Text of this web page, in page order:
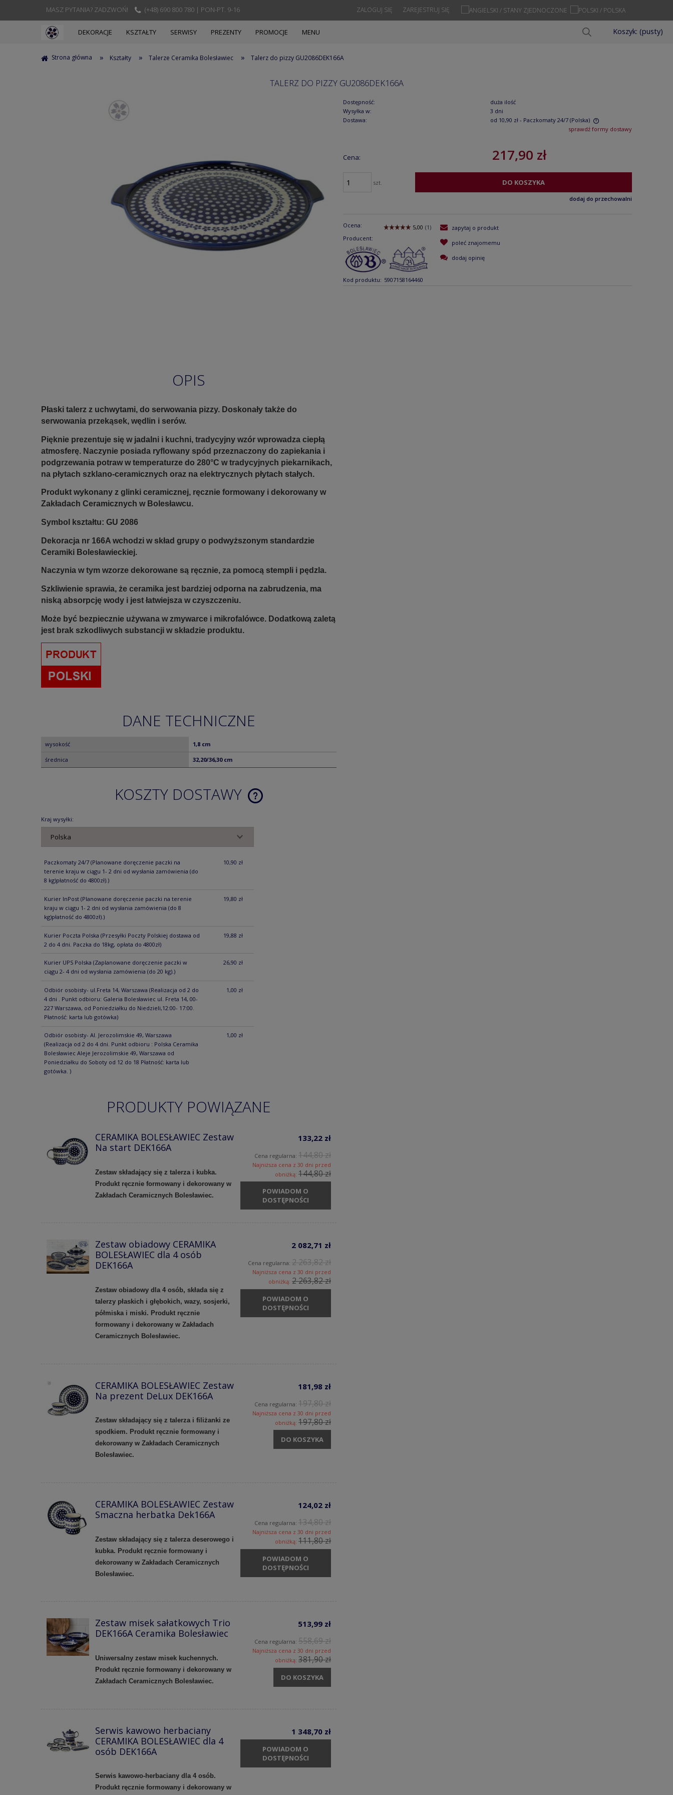
MASZ PYTANIA? ZADZWOŃ! (+48) 690 800 780 | PON-PT. 9-16 ZAREJESTRUJ SIĘ
ZALOGUJ SIĘ
Koszyk: (pusty)
DEKORACJE KSZTAŁTY SERWISY PREZENTY PROMOCJE MENU
Strona główna » Kształty » Talerze Ceramika Bolesławiec » Talerz do pizzy GU2086DEK166A
TALERZ DO PIZZY GU2086DEK166A
Dostępność:
duża ilość
Wysyłka w:
3 dni
Dostawa:
od 10,90 zł - Paczkomaty 24/7 (Polska)
sprawdź formy dostawy
Cena: 217,90 zł
szt. DO KOSZYKA
dodaj do przechowalni
Ocena:
Producent:
Kod produktu: 5907158164460
zapytaj o produkt
poleć znajomemu
dodaj opinię
OPIS
Płaski talerz z uchwytami, do serwowania pizzy. Doskonały także do
serwowania przekąsek, wędlin i serów.
Pięknie prezentuje się w jadalni i kuchni, tradycyjny wzór wprowadza ciepłą
atmosferę. Naczynie posiada ryflowany spód przeznaczony do zapiekania i
podgrzewania potraw w temperaturze do 280°C w tradycyjnych piekarnikach,
na płytach szklano-ceramicznych oraz na elektrycznych płytach stałych.
Produkt wykonany z glinki ceramicznej, ręcznie formowany i dekorowany w
Zakładach Ceramicznych w Bolesławcu.
Symbol kształtu: GU 2086
Dekoracja nr 166A wchodzi w skład grupy o podwyższonym standardzie
Ceramiki Bolesławieckiej.
Naczynia w tym wzorze dekorowane są ręcznie, za pomocą stempli i pędzla.
Szkliwienie sprawia, że ceramika jest bardziej odporna na zabrudzenia, ma
niską absorpcję wody i jest łatwiejsza w czyszczeniu.
Może być bezpiecznie używana w zmywarce i mikrofalówce. Dodatkową zaletą
jest brak szkodliwych substancji w składzie produktu.
DANE TECHNICZNE
wysokość 1,8 cm
średnica 32,20/36,30 cm
KOSZTY DOSTAWY
Kraj wysyłki:
Paczkomaty 24/7 (Planowane doręczenie paczki na
terenie kraju w ciągu 1- 2 dni od wysłania zamówienia (do
8 kg)płatność do 4800zł).)
10,90 zł
Kurier InPost (Planowane doręczenie paczki na terenie
kraju w ciągu 1- 2 dni od wysłania zamówienia (do 8
kg)płatność do 4800zł).)
19,80 zł
Kurier Poczta Polska (Przesyłki Poczty Polskiej dostawa od
2 do 4 dni. Paczka do 18kg, opłata do 4800zł)
19,88 zł
Kurier UPS Polska (Zaplanowane doręczenie paczki w
ciągu 2- 4 dni od wysłania zamówienia (do 20 kg).)
26,90 zł
Odbiór osobisty- ul.Freta 14, Warszawa (Realizacja od 2 do
4 dni . Punkt odbioru: Galeria Bolesławiec ul. Freta 14, 00-
227 Warszawa, od Poniedziałku do Niedzieli,12:00- 17:00.
Płatność: karta lub gotówka)
1,00 zł
Odbiór osobisty- Al. Jerozolimskie 49, Warszawa
(Realizacja od 2 do 4 dni. Punkt odbioru : Polska Ceramika
Bolesławiec Aleje Jerozolimskie 49, Warszawa od
Poniedziałku do Soboty od 12 do 18 Płatność: karta lub
gotówka. )
1,00 zł
PRODUKTY POWIĄZANE
CERAMIKA BOLESŁAWIEC Zestaw
Na start DEK166A
Zestaw składający się z talerza i kubka.
Produkt ręcznie formowany i dekorowany w
Zakładach Ceramicznych Bolesławiec.
133,22 zł
Cena regularna: 144,80 zł
Najniższa cena z 30 dni przed
obniżką: 144,80 zł
POWIADOM O
DOSTĘPNOŚCI
Zestaw obiadowy CERAMIKA
BOLESŁAWIEC dla 4 osób
DEK166A
Zestaw obiadowy dla 4 osób, składa się z
talerzy płaskich i głębokich, wazy, sosjerki,
półmiska i miski. Produkt ręcznie
formowany i dekorowany w Zakładach
Ceramicznych Bolesławiec.
2 082,71 zł
Cena regularna: 2 263,82 zł
Najniższa cena z 30 dni przed
obniżką: 2 263,82 zł
POWIADOM O
DOSTĘPNOŚCI
CERAMIKA BOLESŁAWIEC Zestaw
Na prezent DeLux DEK166A
Zestaw składający się z talerza i filiżanki ze
spodkiem. Produkt ręcznie formowany i
dekorowany w Zakładach Ceramicznych
Bolesławiec.
181,98 zł
Cena regularna: 197,80 zł
Najniższa cena z 30 dni przed
obniżką: 197,80 zł
DO KOSZYKA
CERAMIKA BOLESŁAWIEC Zestaw
Smaczna herbatka Dek166A
Zestaw składający się z talerza deserowego i
kubka. Produkt ręcznie formowany i
dekorowany w Zakładach Ceramicznych
Bolesławiec.
124,02 zł
Cena regularna: 134,80 zł
Najniższa cena z 30 dni przed
obniżką: 111,80 zł
POWIADOM O
DOSTĘPNOŚCI
Zestaw misek sałatkowych Trio
DEK166A Ceramika Bolesławiec
Uniwersalny zestaw misek kuchennych.
Produkt ręcznie formowany i dekorowany w
Zakładach Ceramicznych Bolesławiec.
513,99 zł
Cena regularna: 558,69 zł
Najniższa cena z 30 dni przed
obniżką: 381,90 zł
DO KOSZYKA
Serwis kawowo herbaciany
CERAMIKA BOLESŁAWIEC dla 4
osób DEK166A
Serwis kawowo-herbaciany dla 4 osób.
Produkt ręcznie formowany i dekorowany w
1 348,70 zł
POWIADOM O
DOSTĘPNOŚCI